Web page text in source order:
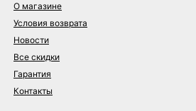
О магазине
Условия возврата
Новости
Все скидки
Гарантия
Контакты